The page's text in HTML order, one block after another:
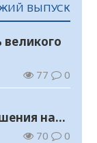
ВЫПУСК
77 0
на
70 0